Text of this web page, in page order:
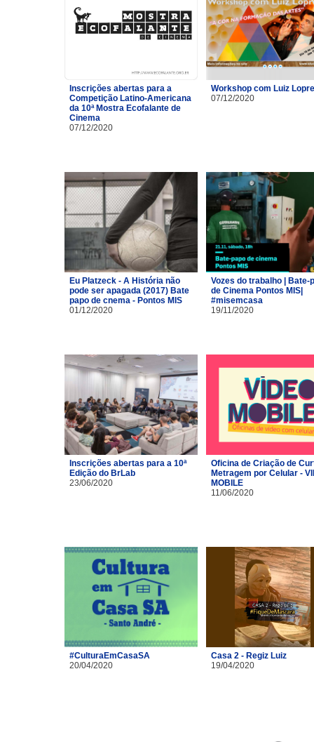
Inscrições abertas para a
Competição Latino-Americana
da 10ª Mostra Ecofalante de
Cinema
07/12/2020
Workshop com Luiz
07/12/2020
Eu Platzeck - A História não
pode ser apagada (2017) Bate
papo de cnema - Pontos MIS
01/12/2020
Vozes do trabalho | Bate-
de Cinema Pontos MIS|
#misemcasa
19/11/2020
Inscrições abertas para a 10ª
Edição do BrLab
23/06/2020
Oficina de Criação de
Metragem por Celular -
MOBILE
11/06/2020
#CulturaEmCasaSA
20/04/2020
Casa 2 - Regiz Luiz
19/04/2020